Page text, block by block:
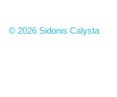
© 2026 Sidonis Calysta